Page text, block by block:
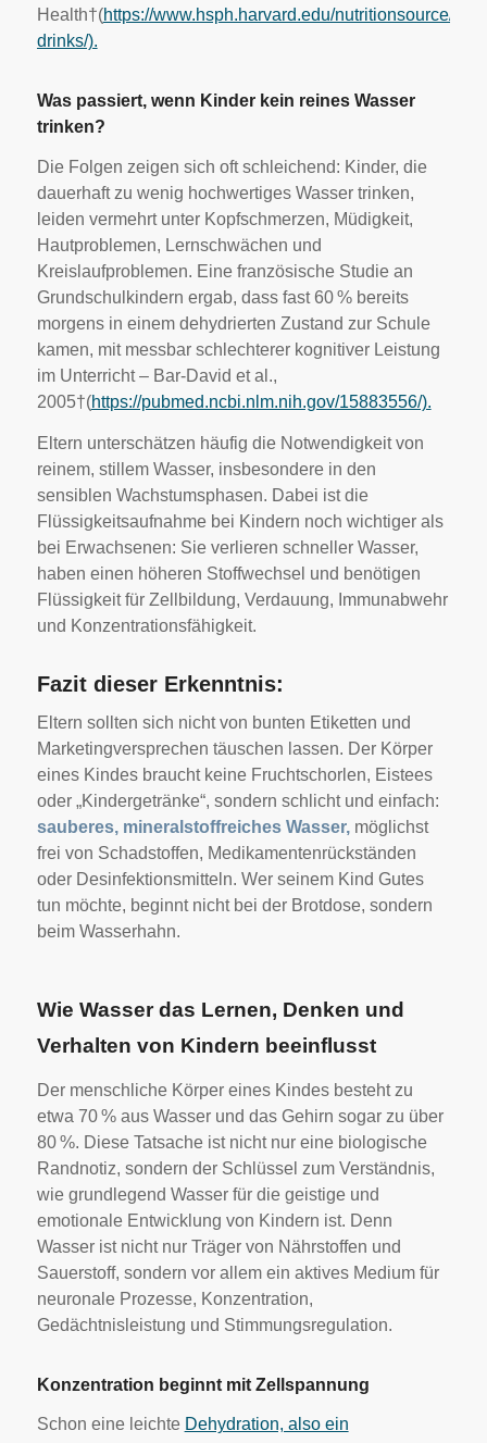
Health†(https://www.hsph.harvard.edu/nutritionsource/
drinks/).
Was passiert, wenn Kinder kein reines Wasser
trinken?
Die Folgen zeigen sich oft schleichend: Kinder, die
dauerhaft zu wenig hochwertiges Wasser trinken,
leiden vermehrt unter Kopfschmerzen, Müdigkeit,
Hautproblemen, Lernschwächen und
Kreislaufproblemen. Eine französische Studie an
Grundschulkindern ergab, dass fast 60 % bereits
morgens in einem dehydrierten Zustand zur Schule
kamen, mit messbar schlechterer kognitiver Leistung
im Unterricht – Bar-David et al.,
2005†(https://pubmed.ncbi.nlm.nih.gov/15883556/).
Eltern unterschätzen häufig die Notwendigkeit von
reinem, stillem Wasser, insbesondere in den
sensiblen Wachstumsphasen. Dabei ist die
Flüssigkeitsaufnahme bei Kindern noch wichtiger als
bei Erwachsenen: Sie verlieren schneller Wasser,
haben einen höheren Stoffwechsel und benötigen
Flüssigkeit für Zellbildung, Verdauung, Immunabwehr
und Konzentrationsfähigkeit.
Fazit dieser Erkenntnis:
Eltern sollten sich nicht von bunten Etiketten und
Marketingversprechen täuschen lassen. Der Körper
eines Kindes braucht keine Fruchtschorlen, Eistees
oder „Kindergetränke“, sondern schlicht und einfach:
sauberes, mineralstoffreiches Wasser, möglichst
frei von Schadstoffen, Medikamentenrückständen
oder Desinfektionsmitteln. Wer seinem Kind Gutes
tun möchte, beginnt nicht bei der Brotdose, sondern
beim Wasserhahn.
Wie Wasser das Lernen, Denken und
Verhalten von Kindern beeinflusst
Der menschliche Körper eines Kindes besteht zu
etwa 70 % aus Wasser und das Gehirn sogar zu über
80 %. Diese Tatsache ist nicht nur eine biologische
Randnotiz, sondern der Schlüssel zum Verständnis,
wie grundlegend Wasser für die geistige und
emotionale Entwicklung von Kindern ist. Denn
Wasser ist nicht nur Träger von Nährstoffen und
Sauerstoff, sondern vor allem ein aktives Medium für
neuronale Prozesse, Konzentration,
Gedächtnisleistung und Stimmungsregulation.
Konzentration beginnt mit Zellspannung
Schon eine leichte Dehydration, also ein